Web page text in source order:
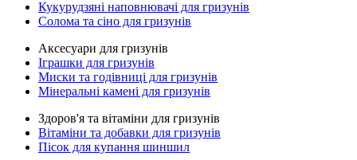
Кукурудзяні наповнювачі для гризунів
Солома та сіно для гризунів
Аксесуари для гризунів
Іграшки для гризунів
Миски та годівниці для гризунів
Мінеральні камені для гризунів
Здоров'я та вітаміни для гризунів
Вітаміни та добавки для гризунів
Пісок для купання шиншил